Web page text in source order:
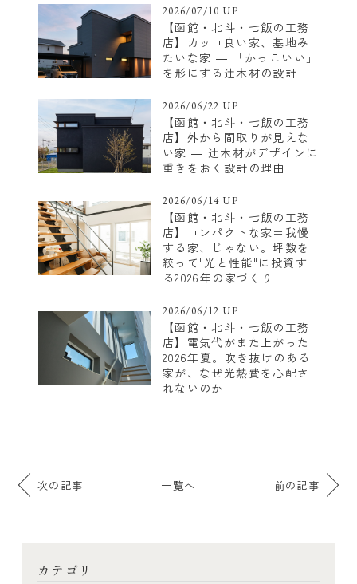
2026/07/10 UP
【函館・北斗・七飯の工務
店】カッコ良い家、基地み
たいな家 ― 「かっこいい」
を形にする辻木材の設計
2026/06/22 UP
【函館・北斗・七飯の工務
店】外から間取りが見えな
い家 ― 辻木材がデザインに
重きをおく設計の理由
2026/06/14 UP
【函館・北斗・七飯の工務
店】コンパクトな家＝我慢
する家、じゃない。坪数を
絞って"光と性能"に投資す
る2026年の家づくり
2026/06/12 UP
【函館・北斗・七飯の工務
店】電気代がまた上がった
2026年夏。吹き抜けのある
家が、なぜ光熱費を心配さ
れないのか
次の記事 一覧へ 前の記事
カテゴリ